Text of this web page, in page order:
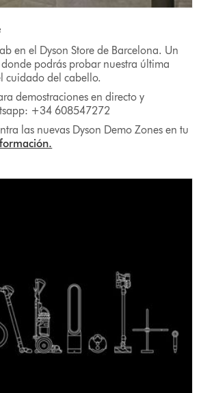
en el Dyson Store de Barcelona. Un
podrás probar nuestra última
cuidado del cabello.
demostraciones en directo y
+34 608547272
las nuevas Dyson Demo Zones en tu